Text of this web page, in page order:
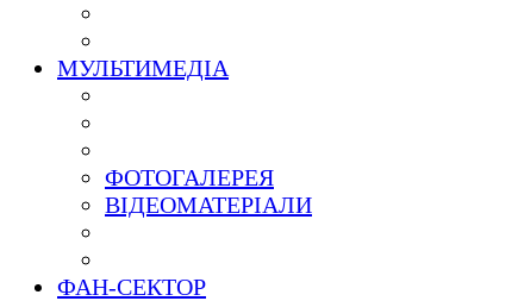
МУЛЬТИМЕДІА
ФОТОГАЛЕРЕЯ
ВІДЕОМАТЕРІАЛИ
ФАН-СЕКТОР